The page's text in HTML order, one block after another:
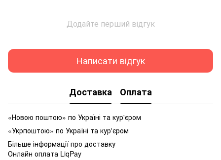
Додайте перший відгук
Написати відгук
Доставка Оплата
«Новою поштою» по Україні та кур'єром
«Укрпоштою» по Україні та кур'єром
Більше інформації про доставку
Онлайн оплата LiqPay